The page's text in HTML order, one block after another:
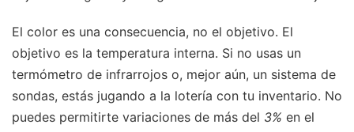
El color es una consecuencia, no el objetivo. El
objetivo es la temperatura interna. Si no usas un
termómetro de infrarrojos o, mejor aún, un sistema de
sondas, estás jugando a la lotería con tu inventario. No
puedes permitirte variaciones de más del 3% en el